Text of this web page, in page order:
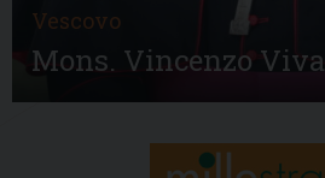
Vescovo
Mons. Vincenzo Viva